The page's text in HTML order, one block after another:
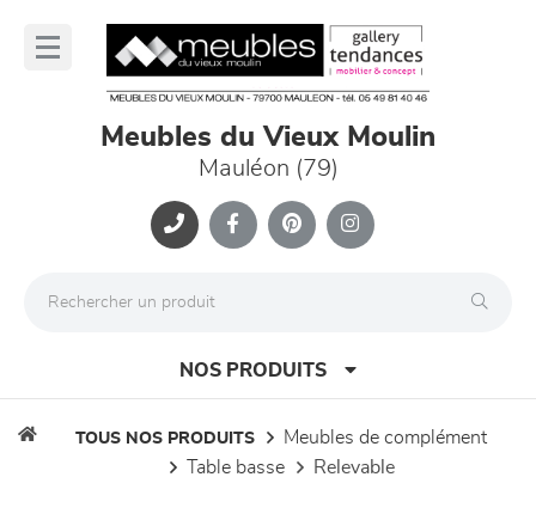
Meubles du Vieux Moulin
Mauléon (79)
NOS PRODUITS
TOUS NOS PRODUITS
meubles de complément
table basse
relevable